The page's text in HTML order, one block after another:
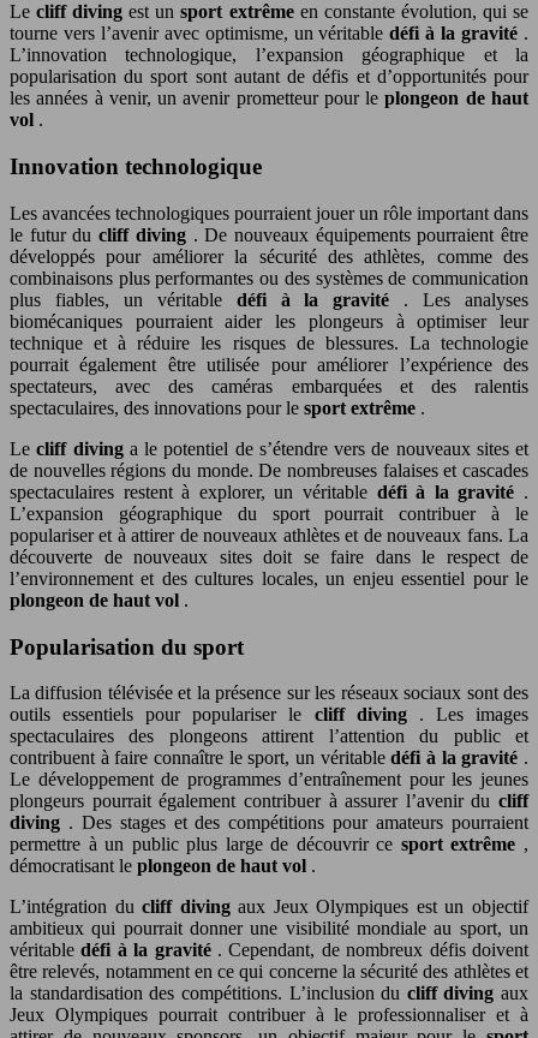
Lecliff divingest unsport extrême en constante évolution, qui se
tourne vers l’avenir avec optimisme, un véritabledéfi à la gravité .
L’innovation technologique, l’expansion géographique et la
popularisation du sport sont autant de défis et d’opportunités pour
les années à venir, un avenir prometteur pour leplongeon de haut
vol .
Innovation technologique
Les avancées technologiques pourraient jouer un rôle important dans
le futur ducliff diving . De nouveaux équipements pourraient être
développés pour améliorer la sécurité des athlètes, comme des
combinaisons plus performantes ou des systèmes de communication
plus fiables, un véritable défi à la gravité . Les analyses
biomécaniques pourraient aider les plongeurs à optimiser leur
technique et à réduire les risques de blessures. La technologie
pourrait également être utilisée pour améliorer l’expérience des
spectateurs, avec des caméras embarquées et des ralentis
spectaculaires, des innovations pour le sport extrême .
Lecliff diving a le potentiel de s’étendre vers de nouveaux sites et
de nouvelles régions du monde. De nombreuses falaises et cascades
spectaculaires restent à explorer, un véritable défi à la gravité .
L’expansion géographique du sport pourrait contribuer à le
populariser et à attirer de nouveaux athlètes et de nouveaux fans. La
découverte de nouveaux sites doit se faire dans le respect de
l’environnement et des cultures locales, un enjeu essentiel pour le
plongeon de haut vol .
Popularisation du sport
La diffusion télévisée et la présence sur les réseaux sociaux sont des
outils essentiels pour populariser le cliff diving . Les images
spectaculaires des plongeons attirent l’attention du public et
contribuent à faire connaître le sport, un véritabledéfi à la gravité .
Le développement de programmes d’entraînement pour les jeunes
plongeurs pourrait également contribuer à assurer l’avenir du cliff
diving . Des stages et des compétitions pour amateurs pourraient
permettre à un public plus large de découvrir ce sport extrême ,
démocratisant le plongeon de haut vol .
L’intégration ducliff divingaux Jeux Olympiques est un objectif
ambitieux qui pourrait donner une visibilité mondiale au sport, un
véritabledéfi à la gravité . Cependant, de nombreux défis doivent
être relevés, notamment en ce qui concerne la sécurité des athlètes et
la standardisation des compétitions. L’inclusion du cliff diving aux
Jeux Olympiques pourrait contribuer à le professionnaliser et à